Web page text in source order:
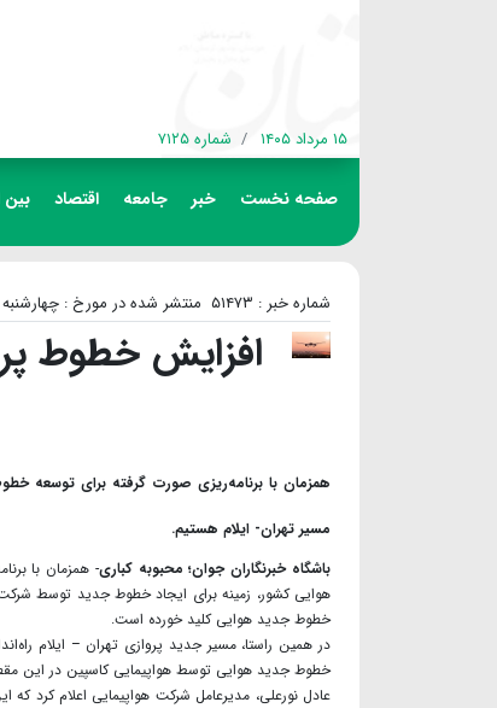
۱۵ مرداد ۱۴۰۵ شماره ۷۱۲۵
صفحه نخست خبر جامعه اقتصاد بین
شماره خبر : ۵۱۴۷۳ منتشر شده در مورخ : چهارشنبه ۱۴ آبان ۱۴۰۴
افزایش خطوط
همزمان با برنامه‌ریزی صورت گرفته برای توسعه
مسیر تهران- ایلام هستیم.
باشگاه خبرنگاران جوان؛ محبوبه کباری- همزمان با
هوایی کشور، زمینه برای ایجاد خطوط جدید توسط
خطوط جدید هوایی کلید خورده است.
در همین راستا، مسیر جدید پروازی تهران – ایلام
خطوط جدید هوایی توسط هواپیمایی کاسپین در این